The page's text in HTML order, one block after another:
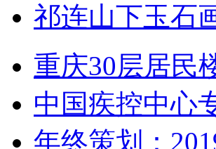
祁连山下玉石
重庆30层居
中国疾控中心
年终策划：